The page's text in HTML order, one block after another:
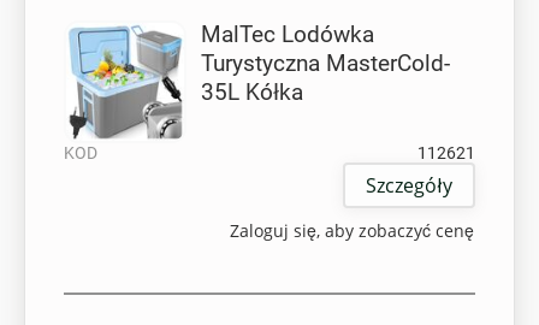
MalTec Lodówka
Turystyczna MasterCold-
35L Kółka
KOD 112621
Szczegóły
Zaloguj się, aby zobaczyć cenę